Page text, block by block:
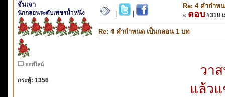
จั่นเจา
นักกลอนระดับเพชรน้ำหนึ่ง
ออฟไลน์
กระทู้: 1356
Re: 4 คำกำห
« ตอบ #318
Re: 4 คำกำหนด เป็นกลอน 1 บท
วา
แล้วแ